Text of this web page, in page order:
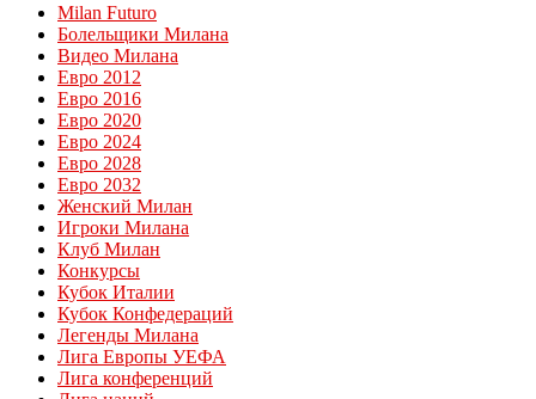
Milan Futuro
Болельщики Милана
Видео Милана
Евро 2012
Евро 2016
Евро 2020
Евро 2024
Евро 2028
Евро 2032
Женский Милан
Игроки Милана
Клуб Милан
Конкурсы
Кубок Италии
Кубок Конфедераций
Легенды Милана
Лига Европы УЕФА
Лига конференций